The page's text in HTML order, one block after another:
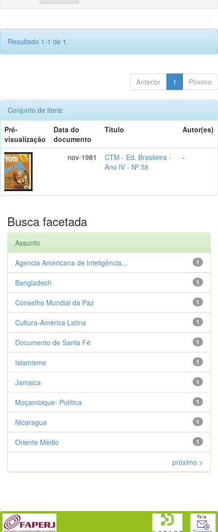
Resultado 1-1 de 1.
Anterior 1 Póximo
Conjunto de itens:
Pré-
visualização
Data do
documento
Título Autor(es)
nov-1981
CTM - Ed. Brasileira -
Ano IV - Nº 38
-
Busca facetada
Assunto
1
Agencia Americana de Inteligência...
1
Bangladech
1
Conselho Mundial da Paz
1
Cultura-América Latina
1
Documento de Santa Fé
1
Islamismo
1
Jamaica
1
Moçambique- Política
1
Nicaragua
1
Oriente Médio
próximo >